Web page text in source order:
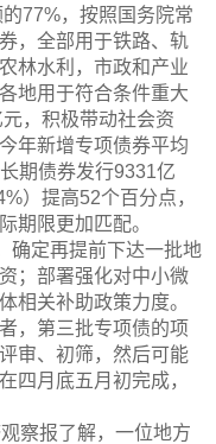
77%，按照国务院常
，全部用于铁路、轨
林水利，市政和产业
地用于符合条件重大
，积极带动社会资
年新增专项债券平均
期债券发行9331亿
）提高52个百分点，
期限更加匹配。
确定再提前下达一批地
；部署强化对中小微
相关补助政策力度。
，第三批专项债的项
审、初筛，然后可能
四月底五月初完成，
察报了解，一位地方